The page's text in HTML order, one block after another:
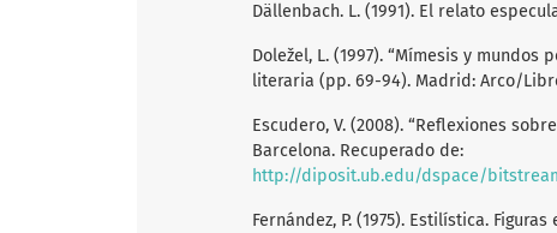
Dällenbach. L. (1991). El relato
Doležel, L. (1997). “Mímesis y mundos
literaria (pp. 69-94). Madrid: Arco/
Escudero, V. (2008). “Reflexiones
Barcelona. Recuperado de:
http://diposit.ub.edu/dspace/bitstream/2445/12126/1/
Fernández, P. (1975). Estilística.